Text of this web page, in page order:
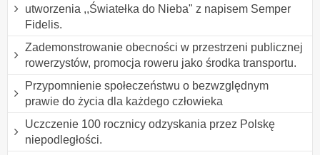
utworzenia ,,Światełka do Nieba" z napisem Semper
Fidelis.
Zademonstrowanie obecności w przestrzeni publicznej
rowerzystów, promocja roweru jako środka transportu.
Przypomnienie społeczeństwu o bezwzględnym
prawie do życia dla każdego człowieka
Uczczenie 100 rocznicy odzyskania przez Polskę
niepodległości.